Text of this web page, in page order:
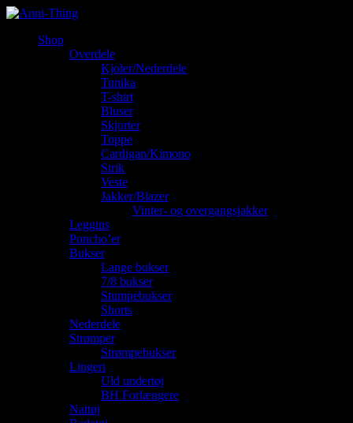
Shop
Overdele
Kjoler/Nederdele
Tunika
T-shirt
Bluser
Skjorter
Toppe
Cardigan/Kimono
Strik
Veste
Jakker/Blazer
Vinter- og overgangsjakker
Leggins
Poncho’er
Bukser
Lange bukser
7/8 bukser
Stumpebukser
Shorts
Nederdele
Strømper
Strømpebukser
Lingeri
Uld undertøj
BH Forlængere
Nattøj